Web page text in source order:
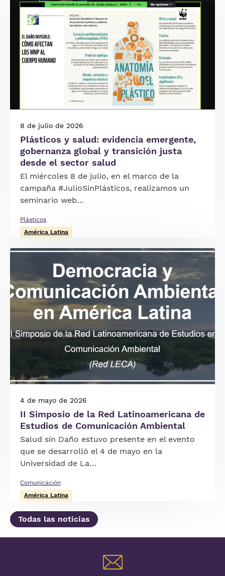
8 de julio de 2026
Plásticos y salud: evidencia emergente,
gobernanza global y transición justa
desde el sector salud
El miércoles 8 de julio, en el marco de la
campaña #JulioSinPlásticos, realizamos un
seminario web…
Plásticos
América Latina
4 de mayo de 2026
II Simposio de la Red Latinoamericana de
Estudios de Comunicación Ambiental
Salud sin Daño estuvo presente en el evento
que se desarrolló el 4 de mayo en la
Universidad de La…
Comunicación
América Latina
Imagen
Todas las noticias